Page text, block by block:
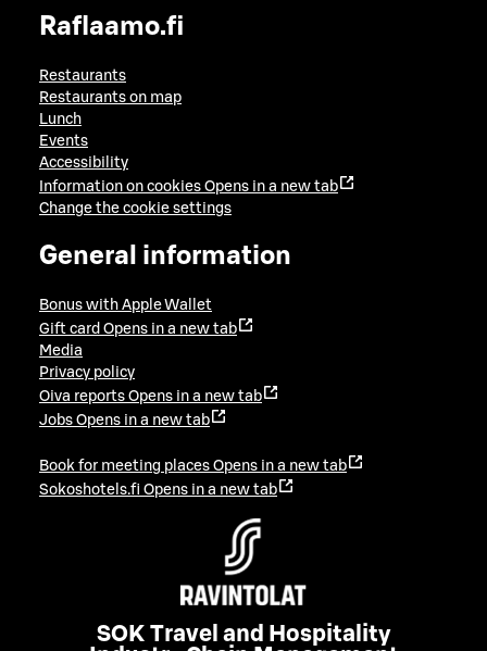
Raflaamo.fi
Restaurants
Restaurants on map
Lunch
Events
Accessibility
Information on cookies Opens in a new tab
Change the cookie settings
General information
Bonus with Apple Wallet
Gift card Opens in a new tab
Media
Privacy policy
Oiva reports Opens in a new tab
Jobs Opens in a new tab
Book for meeting places Opens in a new tab
Sokoshotels.fi Opens in a new tab
SOK Travel and Hospitality